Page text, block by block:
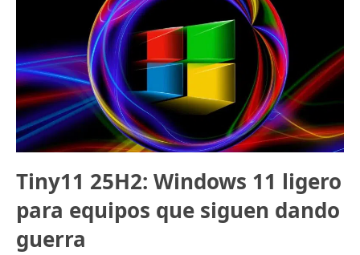
Tiny11 25H2: Windows 11 ligero
para equipos que siguen dando
guerra